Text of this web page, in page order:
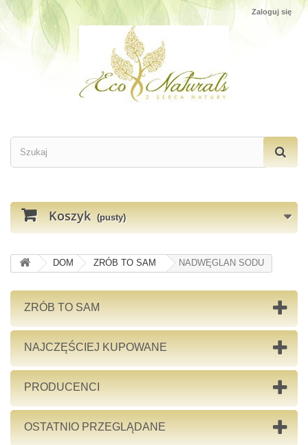
Zaloguj się
Koszyk (pusty)
DOM ZRÓB TO SAM NADWĘGLAN SODU
ZRÓB TO SAM
NAJCZĘŚCIEJ KUPOWANE
PRODUCENCI
OSTATNIO PRZEGLĄDANE